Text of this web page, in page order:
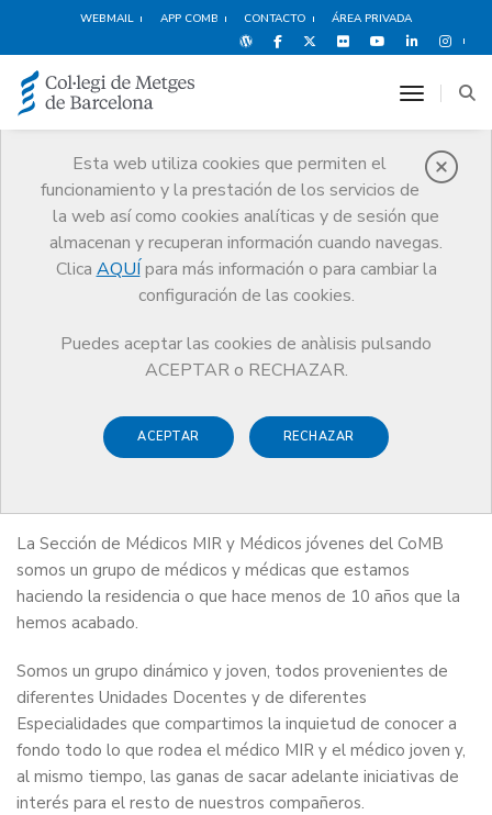
WEBMAIL APP COMB CONTACTO ÁREA PRIVADA
Esta web utiliza cookies que permiten el
funcionamiento y la prestación de los servicios de
la web así como cookies analíticas y de sesión que
almacenan y recuperan información cuando navegas.
Clica AQUÍ para más información o para cambiar la
configuración de las cookies.
Puedes aceptar las cookies de anàlisis pulsando
ACEPTAR o RECHAZAR.
ACEPTAR RECHAZAR
toggle
Quiénes somos
El CoMB
Secciones colegiales
Médicos MIR y Médicos Jóvenes
Médicos MIR y Médicos
La Sección de Médicos MIR y Médicos jóvenes del CoMB
somos un grupo de médicos y médicas que estamos
haciendo la residencia o que hace menos de 10 años que la
hemos acabado.
Somos un grupo dinámico y joven, todos provenientes de
diferentes Unidades Docentes y de diferentes
Especialidades que compartimos la inquietud de conocer a
fondo todo lo que rodea el médico MIR y el médico joven y,
al mismo tiempo, las ganas de sacar adelante iniciativas de
interés para el resto de nuestros compañeros.